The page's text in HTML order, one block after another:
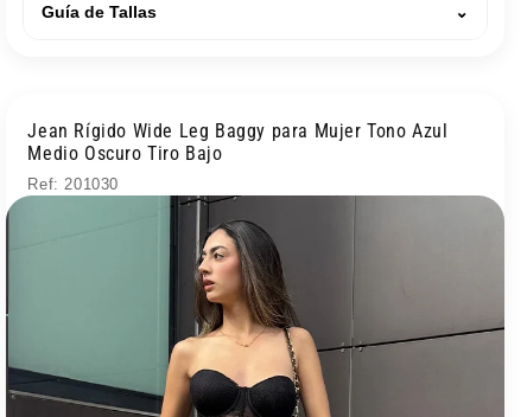
Guía de Tallas ⌄
Jean Rígido Wide Leg Baggy para Mujer Tono Azul
Medio Oscuro Tiro Bajo
Ref: 201030